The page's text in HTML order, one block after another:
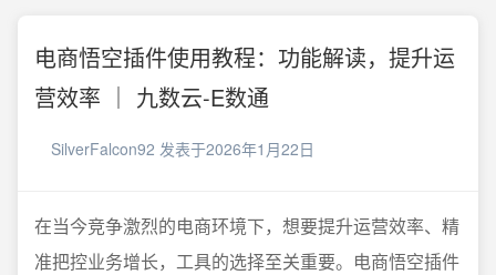
电商悟空插件使用教程：功能解读，提升运
营效率 ｜ 九数云-E数通
SilverFalcon92 发表于2026年1月22日
在当今竞争激烈的电商环境下，想要提升运营效率、精
准把控业务增长，工具的选择至关重要。电商悟空插件